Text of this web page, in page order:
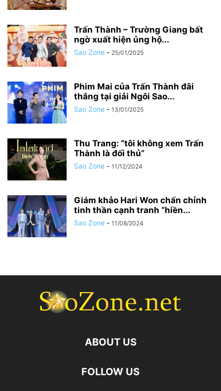
Trấn Thành – Trường Giang bất
ngờ xuất hiện ủng hộ...
Sao Zone - 25/01/2025
Phim Mai của Trấn Thành đãi
thắng tại giải Ngôi Sao...
Sao Zone - 13/01/2025
Thu Trang: “tôi không xem Trấn
Thành là đối thủ”
Sao Zone - 11/12/2024
Giám khảo Hari Won chấn chỉnh
tinh thần cạnh tranh “hiền...
Sao Zone - 11/08/2024
ABOUT US
FOLLOW US